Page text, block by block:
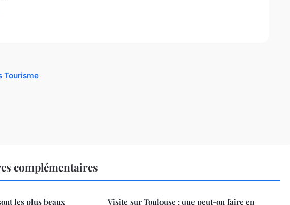
Tourisme
complémentaires
les plus beaux
Visite sur Toulouse : que peut-on faire en